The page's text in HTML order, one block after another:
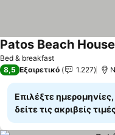
Bed & breakfast
Patos Beach House
8,5 Εξαιρετικό 1.227
Επιλέξτε ημερομηνίες,
δείτε τις ακριβείς